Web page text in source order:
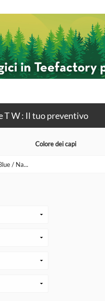
T W : Il tuo preventivo
Colore dei capi
/ Na...